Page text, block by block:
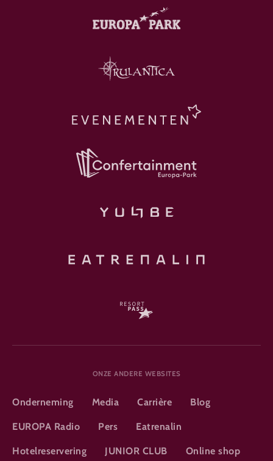
ONZE ANDERE WEBSITES
Onderneming Media Carrière Blog
EUROPA Radio Pers Eatrenalin
Hotelreservering JUNIOR CLUB Online shop